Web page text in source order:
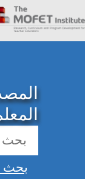
بحث